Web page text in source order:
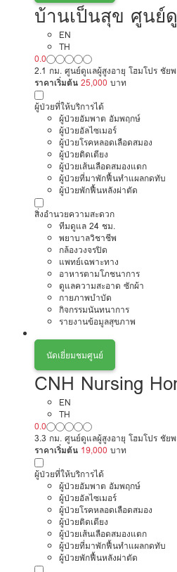
บ้านเป็นสุข ศูนย์
EN
TH
0.0
2.1 กม. ศูนย์ดูแลผู้สูงอายุ โฮมโปร ชัย
ราคาเริ่มต้น 25,000 บาท
ผู้ป่วยที่ให้บริการได้
ผู้ป่วยอัมพาต อัมพฤกษ์
ผู้ป่วยอัลไซเมอร์
ผู้ป่วยโรคหลอดเลือดสมอง
ผู้ป่วยติดเตียง
ผู้ป่วยเส้นเลือดสมองแตก
ผู้ป่วยที่มาพักฟื้นทำแผลกดทับ
ผู้ป่วยพักฟื้นหลังผ่าตัด
สิ่งอำนวยความสะดวก
ทีมดูแล 24 ชม.
พยาบาลวิชาชีพ
กล้องวงจรปิด
แพทย์เฉพาะทาง
อาหารตามโภชนาการ
ดูแลความสะอาด ซักผ้า
กายภาพบำบัด
กิจกรรมนันทนาการ
รายงานข้อมูลสุขภาพ
นัดเยี่ยมชมศูนย์
CNH Nursing
EN
TH
0.0
3.3 กม. ศูนย์ดูแลผู้สูงอายุ โฮมโปร ชัย
ราคาเริ่มต้น 19,000 บาท
ผู้ป่วยที่ให้บริการได้
ผู้ป่วยอัมพาต อัมพฤกษ์
ผู้ป่วยอัลไซเมอร์
ผู้ป่วยโรคหลอดเลือดสมอง
ผู้ป่วยติดเตียง
ผู้ป่วยเส้นเลือดสมองแตก
ผู้ป่วยที่มาพักฟื้นทำแผลกดทับ
ผู้ป่วยพักฟื้นหลังผ่าตัด